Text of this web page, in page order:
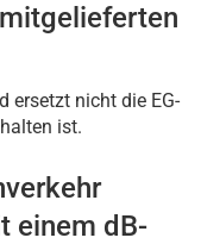
ersetzt nicht die EG-
ist.
einem dB-